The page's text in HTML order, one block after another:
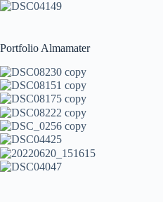
Portfolio Almamater